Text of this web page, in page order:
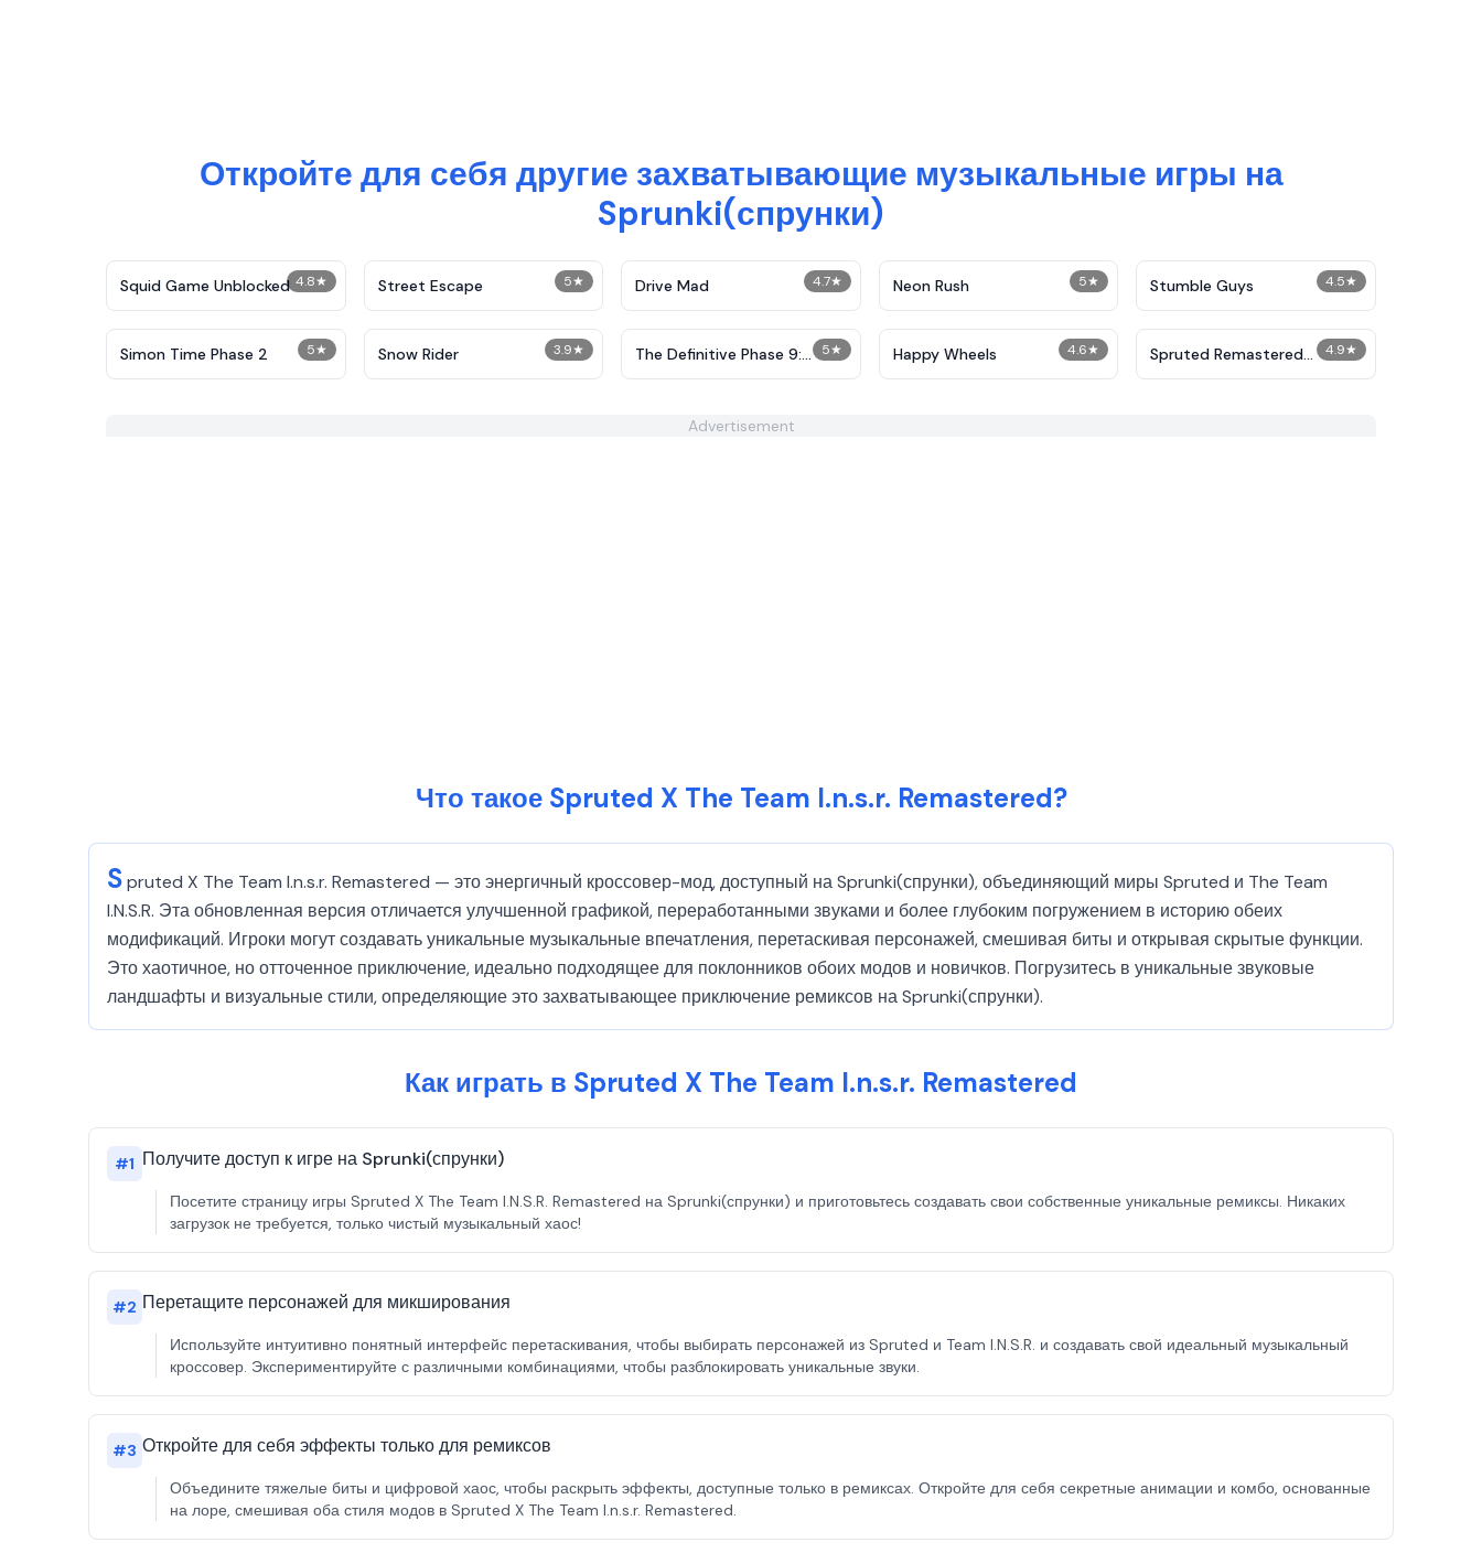
Откройте для себя другие захватывающие музыкальные игры на
Sprunki(спрунки)
4.8★
Squid Game Unblocked 5★
Street Escape 4.7★
Drive Mad 5★
Neon Rush 4.5★
Stumble Guys
5★
Simon Time Phase 2 3.9★
Snow Rider 5★
The Definitive Phase 9:
Demolition
4.6★
Happy Wheels 4.9★
Spruted Remastered
Alternative Phase 2
Advertisement
Что такое Spruted X The Team I.n.s.r. Remastered?
Spruted X The Team I.n.s.r. Remastered — это энергичный кроссовер-мод, доступный на Sprunki(спрунки), объединяющий миры Spruted и The Team
I.N.S.R. Эта обновленная версия отличается улучшенной графикой, переработанными звуками и более глубоким погружением в историю обеих
модификаций. Игроки могут создавать уникальные музыкальные впечатления, перетаскивая персонажей, смешивая биты и открывая скрытые функции.
Это хаотичное, но отточенное приключение, идеально подходящее для поклонников обоих модов и новичков. Погрузитесь в уникальные звуковые
ландшафты и визуальные стили, определяющие это захватывающее приключение ремиксов на Sprunki(спрунки).
Как играть в Spruted X The Team I.n.s.r. Remastered
#1 Получите доступ к игре на Sprunki(спрунки)
Посетите страницу игры Spruted X The Team I.N.S.R. Remastered на Sprunki(спрунки) и приготовьтесь создавать свои собственные уникальные ремиксы. Никаких
загрузок не требуется, только чистый музыкальный хаос!
#2 Перетащите персонажей для микширования
Используйте интуитивно понятный интерфейс перетаскивания, чтобы выбирать персонажей из Spruted и Team I.N.S.R. и создавать свой идеальный музыкальный
кроссовер. Экспериментируйте с различными комбинациями, чтобы разблокировать уникальные звуки.
#3 Откройте для себя эффекты только для ремиксов
Объедините тяжелые биты и цифровой хаос, чтобы раскрыть эффекты, доступные только в ремиксах. Откройте для себя секретные анимации и комбо, основанные
на лоре, смешивая оба стиля модов в Spruted X The Team I.n.s.r. Remastered.